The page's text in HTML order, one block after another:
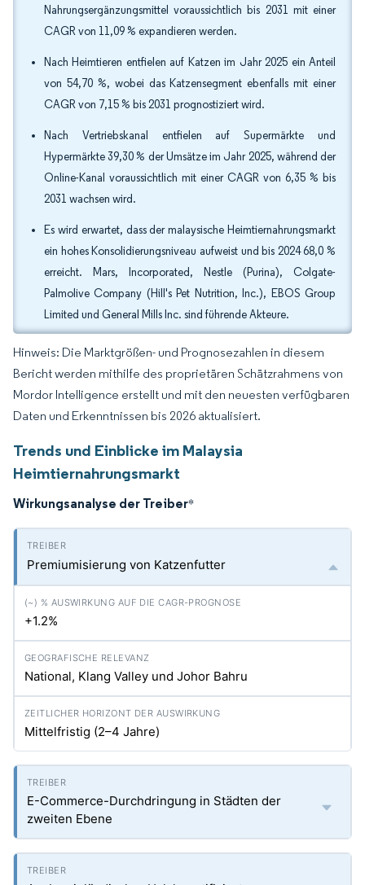
Nahrungsergänzungsmittel voraussichtlich bis 2031 mit einer
CAGR von 11,09 % expandieren werden.
Nach Heimtieren entfielen auf Katzen im Jahr 2025 ein Anteil
von 54,70 %, wobei das Katzensegment ebenfalls mit einer
CAGR von 7,15 % bis 2031 prognostiziert wird.
Nach Vertriebskanal entfielen auf Supermärkte und
Hypermärkte 39,30 % der Umsätze im Jahr 2025, während der
Online-Kanal voraussichtlich mit einer CAGR von 6,35 % bis
2031 wachsen wird.
Es wird erwartet, dass der malaysische Heimtiernahrungsmarkt
ein hohes Konsolidierungsniveau aufweist und bis 2024 68,0 %
erreicht. Mars, Incorporated, Nestle (Purina), Colgate-
Palmolive Company (Hill's Pet Nutrition, Inc.), EBOS Group
Limited und General Mills Inc. sind führende Akteure.
Hinweis: Die Marktgrößen- und Prognosezahlen in diesem
Bericht werden mithilfe des proprietären Schätzrahmens von
Mordor Intelligence erstellt und mit den neuesten verfügbaren
Daten und Erkenntnissen bis 2026 aktualisiert.
Trends und Einblicke im Malaysia
Heimtiernahrungsmarkt
Wirkungsanalyse der Treiber*
Premiumisierung von Katzenfutter
+1.2%
National, Klang Valley und Johor Bahru
Mittelfristig (2–4 Jahre)
E-Commerce-Durchdringung in Städten der
zweiten Ebene